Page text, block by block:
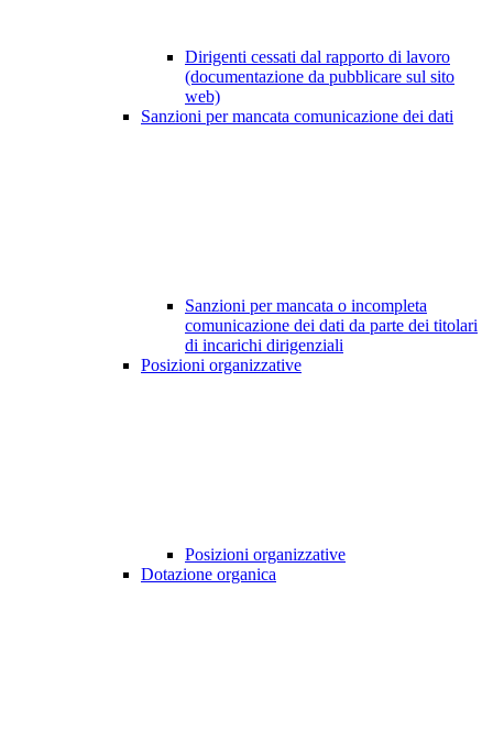
Dirigenti cessati dal rapporto di lavoro
(documentazione da pubblicare sul sito
web)
Sanzioni per mancata comunicazione dei dati
Sanzioni per mancata o incompleta
comunicazione dei dati da parte dei titolari
di incarichi dirigenziali
Posizioni organizzative
Posizioni organizzative
Dotazione organica